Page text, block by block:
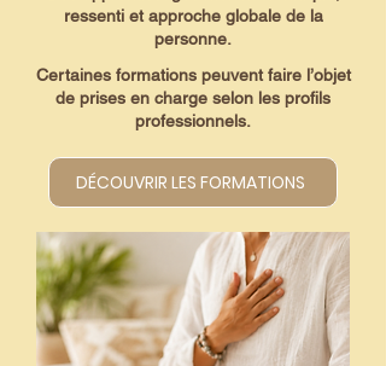
ressenti et approche globale de la
personne.
Certaines formations peuvent faire l’objet
de prises en charge selon les profils
professionnels.
DÉCOUVRIR LES FORMATIONS